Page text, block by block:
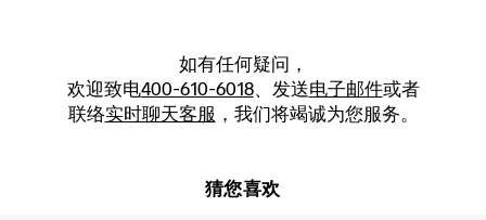
如有任何疑问，
欢迎致电400-610-6018、发送电子邮件或者
联络实时聊天客服 ，我们将竭诚为您服务。
猜您喜欢